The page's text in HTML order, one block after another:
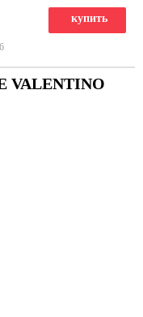
купить
VALENTINO